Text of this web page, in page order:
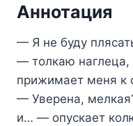
Аннотация
— Я не буду
— толкаю наглеца,
прижимает меня к
— Уверена,
и… — опускает